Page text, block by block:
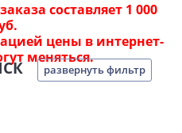
составляет 1 000
цены в интернет-
меняться.
развернуть фильтр